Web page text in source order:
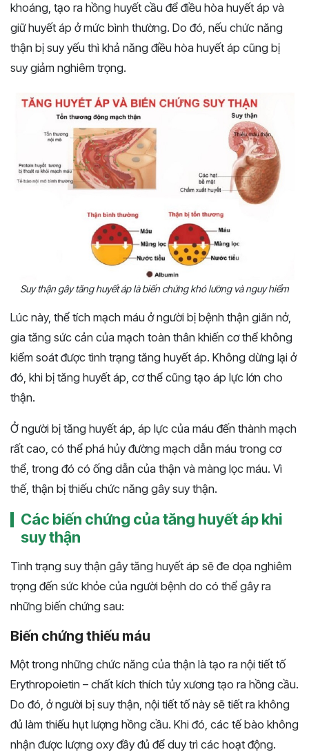
khoáng, tạo ra hồng huyết cầu để điều hòa huyết áp và
giữ huyết áp ở mức bình thường. Do đó, nếu chức năng
thận bị suy yếu thì khả năng điều hòa huyết áp cũng bị
suy giảm nghiêm trọng.
Suy thận gây tăng huyết áp là biến chứng khó lường và nguy hiểm
Lúc này, thể tích mạch máu ở người bị bệnh thận giãn nở,
gia tăng sức cản của mạch toàn thân khiến cơ thể không
kiểm soát được tình trạng tăng huyết áp. Không dừng lại ở
đó, khi bị tăng huyết áp, cơ thể cũng tạo áp lực lớn cho
thận.
Ở người bị tăng huyết áp, áp lực của máu đến thành mạch
rất cao, có thể phá hủy đường mạch dẫn máu trong cơ
thể, trong đó có ống dẫn của thận và màng lọc máu. Vì
thế, thận bị thiếu chức năng gây suy thận.
Các biến chứng của tăng huyết áp khi
suy thận
Tình trạng suy thận gây tăng huyết áp sẽ đe dọa nghiêm
trọng đến sức khỏe của người bệnh do có thể gây ra
những biến chứng sau:
Biến chứng thiếu máu
Một trong những chức năng của thận là tạo ra nội tiết tố
Erythropoietin – chất kích thích tủy xương tạo ra hồng cầu.
Do đó, ở người bị suy thận, nội tiết tố này sẽ tiết ra không
đủ làm thiếu hụt lượng hồng cầu. Khi đó, các tế bào không
nhận được lượng oxy đầy đủ để duy trì các hoạt động.